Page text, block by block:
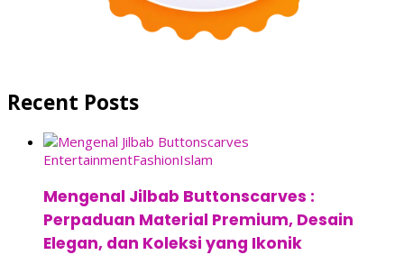
Recent Posts
EntertainmentFashionIslam
Mengenal Jilbab Buttonscarves :
Perpaduan Material Premium, Desain
Elegan, dan Koleksi yang Ikonik